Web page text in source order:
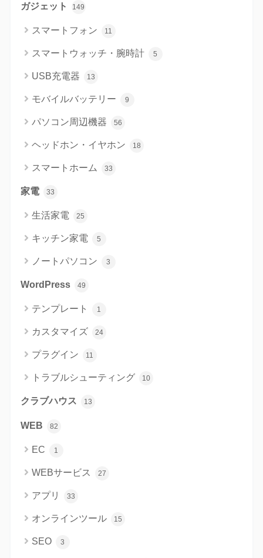
ガジェット 149
スマートフォン 11
スマートウォッチ・腕時計 5
USB充電器 13
モバイルバッテリー 9
パソコン周辺機器 56
ヘッドホン・イヤホン 18
スマートホーム 33
家電 33
生活家電 25
キッチン家電 5
ノートパソコン 3
WordPress 49
テンプレート 1
カスタマイズ 24
プラグイン 11
トラブルシューティング 10
クラブハウス 13
WEB 82
EC 1
WEBサービス 27
アプリ 33
オンラインツール 15
SEO 3